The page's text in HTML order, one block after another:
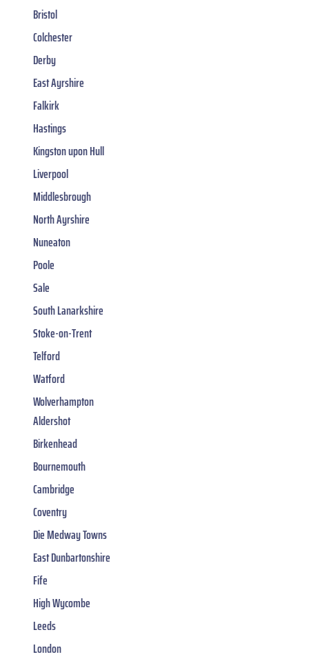
Bristol
Colchester
Derby
East Ayrshire
Falkirk
Hastings
Kingston upon Hull
Liverpool
Middlesbrough
North Ayrshire
Nuneaton
Poole
Sale
South Lanarkshire
Stoke-on-Trent
Telford
Watford
Wolverhampton
Aldershot
Birkenhead
Bournemouth
Cambridge
Coventry
Die Medway Towns
East Dunbartonshire
Fife
High Wycombe
Leeds
London